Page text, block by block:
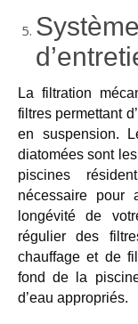
La filtration
filtres permettant
en suspension.
diatomées sont
piscines
nécessaire pour
longévité de
régulier des
chauffage et de
fond de la
d’eau appropriés.